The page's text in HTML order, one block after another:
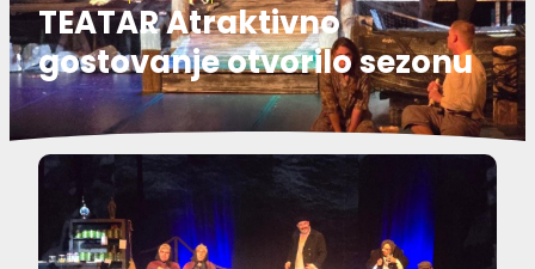
TEATAR Atraktivno
gostovanje otvorilo sezonu